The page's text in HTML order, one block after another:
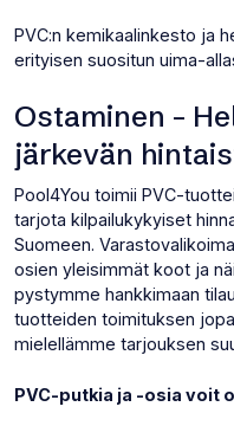
PVC:n kemikaalinkesto ja
erityisen suositun uima-
Ostaminen –
järkevän
Pool4You toimii PVC-
tarjota kilpailukykyiset
Suomeen.
osien yleisimmät koot ja
pystymme hankkimaan
tuotteiden toimituksen
mielellämme tarjouksen
PVC-putkia ja -osia voit